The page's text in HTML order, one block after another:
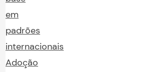
em
padrões
internacionais
Adoção